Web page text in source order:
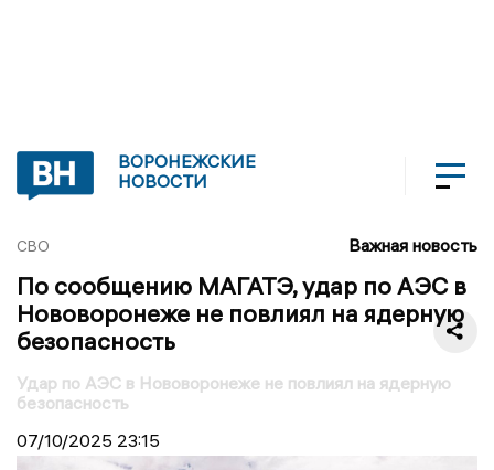
ВОРОНЕЖСКИЕ
НОВОСТИ
СВО Важная новость
По сообщению МАГАТЭ, удар по АЭС в
Нововоронеже не повлиял на ядерную
безопасность
Удар по АЭС в Нововоронеже не повлиял на ядерную
безопасность
07/10/2025 23:15